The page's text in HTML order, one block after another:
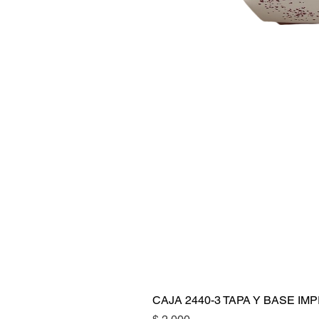
CAJA 2440-3 TAPA Y BASE